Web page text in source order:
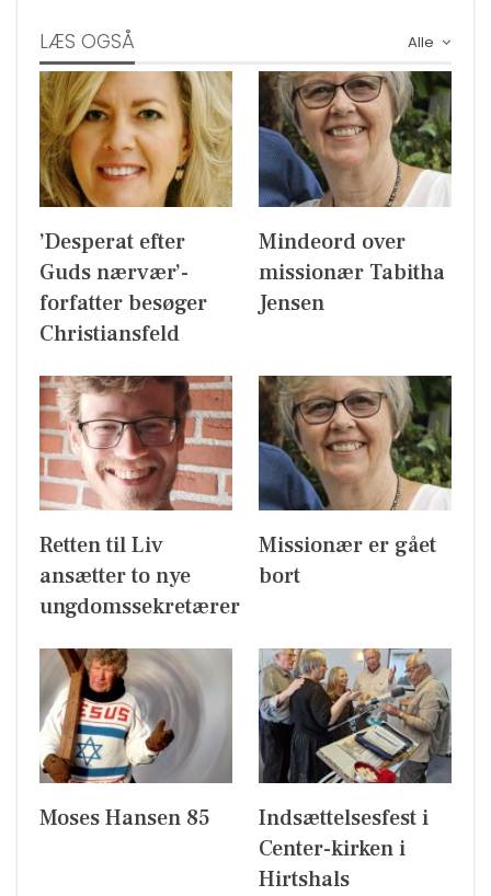
Alle
LÆS OGSÅ
’Desperat efter
Guds nærvær’-
forfatter besøger
Christiansfeld
Mindeord over
missionær Tabitha
Jensen
Retten til Liv
ansætter to nye
ungdomssekretærer
Missionær er gået
bort
Moses Hansen 85
Indsættelsesfest i
Center-kirken i
Hirtshals